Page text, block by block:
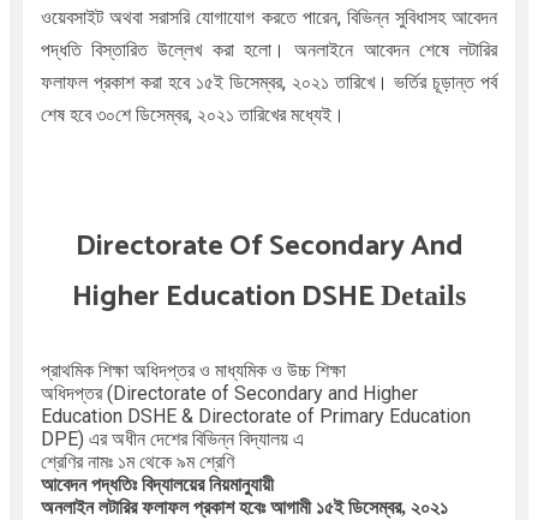
ওয়েবসাইট অথবা সরাসরি যোগাযোগ করতে পারেন,বিভিন্ন সুবিধাসহ আবেদন
পদ্ধতি বিস্তারিত উল্লেখ করা হলো। অনলাইনে আবেদন শেষে লটারির
ফলাফল প্রকাশ করা হবে ১৫ই ডিসেম্বর, ২০২১ তারিখে। ভর্তির চূড়ান্ত পর্ব
শেষ হবে ৩০শে ডিসেম্বর, ২০২১ তারিখের মধ্যেই।
Directorate Of Secondary And
Higher Education DSHEDetails
প্রাথমিক শিক্ষা অধিদপ্তর ও মাধ্যমিক ও উচ্চ শিক্ষা
অধিদপ্তর(Directorate of Secondary and Higher
Education DSHE & Directorate of Primary Education
DPE) এর অধীন দেশের বিভিন্ন বিদ্যালয় এ
শ্রেণির নামঃ১ম থেকে ৯ম শ্রেণি
আবেদন পদ্ধতিঃ বিদ্যালয়ের নিয়মানুযায়ী
অনলাইন লটারির ফলাফল প্রকাশ হবেঃ আগামী ১৫ই ডিসেম্বর, ২০২১